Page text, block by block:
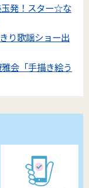
玉発！スター☆な
り歌謡ショー出
会「手描き絵う